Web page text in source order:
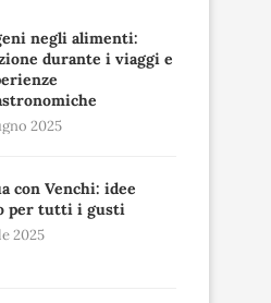
negli alimenti:
durante i viaggi e
2025
con Venchi: idee
per tutti i gusti
2025